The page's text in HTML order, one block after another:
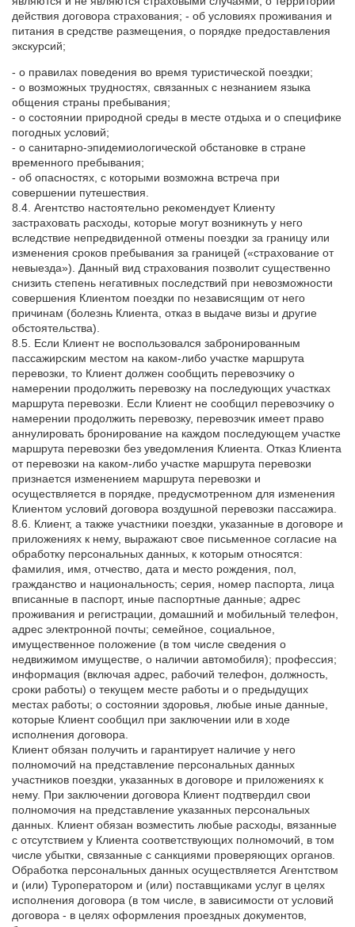
действия договора страхования; - об условиях проживания и
питания в средстве размещения, о порядке предоставления
экскурсий;
- о правилах поведения во время туристической поездки;
- о возможных трудностях, связанных с незнанием языка
общения страны пребывания;
- о состоянии природной среды в месте отдыха и о специфике
погодных условий;
- о санитарно-эпидемиологической обстановке в стране
временного пребывания;
- об опасностях, с которыми возможна встреча при
совершении путешествия.
8.4. Агентство настоятельно рекомендует Клиенту
застраховать расходы, которые могут возникнуть у него
вследствие непредвиденной отмены поездки за границу или
изменения сроков пребывания за границей («страхование от
невыезда»). Данный вид страхования позволит существенно
снизить степень негативных последствий при невозможности
совершения Клиентом поездки по независящим от него
причинам (болезнь Клиента, отказ в выдаче визы и другие
обстоятельства).
8.5. Если Клиент не воспользовался забронированным
пассажирским местом на каком-либо участке маршрута
перевозки, то Клиент должен сообщить перевозчику о
намерении продолжить перевозку на последующих участках
маршрута перевозки. Если Клиент не сообщил перевозчику о
намерении продолжить перевозку, перевозчик имеет право
аннулировать бронирование на каждом последующем участке
маршрута перевозки без уведомления Клиента. Отказ Клиента
от перевозки на каком-либо участке маршрута перевозки
признается изменением маршрута перевозки и
осуществляется в порядке, предусмотренном для изменения
Клиентом условий договора воздушной перевозки пассажира.
8.6. Клиент, а также участники поездки, указанные в договоре и
приложениях к нему, выражают свое письменное согласие на
обработку персональных данных, к которым относятся:
фамилия, имя, отчество, дата и место рождения, пол,
гражданство и национальность; серия, номер паспорта, лица
вписанные в паспорт, иные паспортные данные; адрес
проживания и регистрации, домашний и мобильный телефон,
адрес электронной почты; семейное, социальное,
имущественное положение (в том числе сведения о
недвижимом имуществе, о наличии автомобиля); профессия;
информация (включая адрес, рабочий телефон, должность,
сроки работы) о текущем месте работы и о предыдущих
местах работы; о состоянии здоровья, любые иные данные,
которые Клиент сообщил при заключении или в ходе
исполнения договора.
Клиент обязан получить и гарантирует наличие у него
полномочий на представление персональных данных
участников поездки, указанных в договоре и приложениях к
нему. При заключении договора Клиент подтвердил свои
полномочия на представление указанных персональных
данных. Клиент обязан возместить любые расходы, вязанные
с отсутствием у Клиента соответствующих полномочий, в том
числе убытки, связанные с санкциями проверяющих органов.
Обработка персональных данных осуществляется Агентством
и (или) Туроператором и (или) поставщиками услуг в целях
исполнения договора (в том числе, в зависимости от условий
договора - в целях оформления проездных документов,